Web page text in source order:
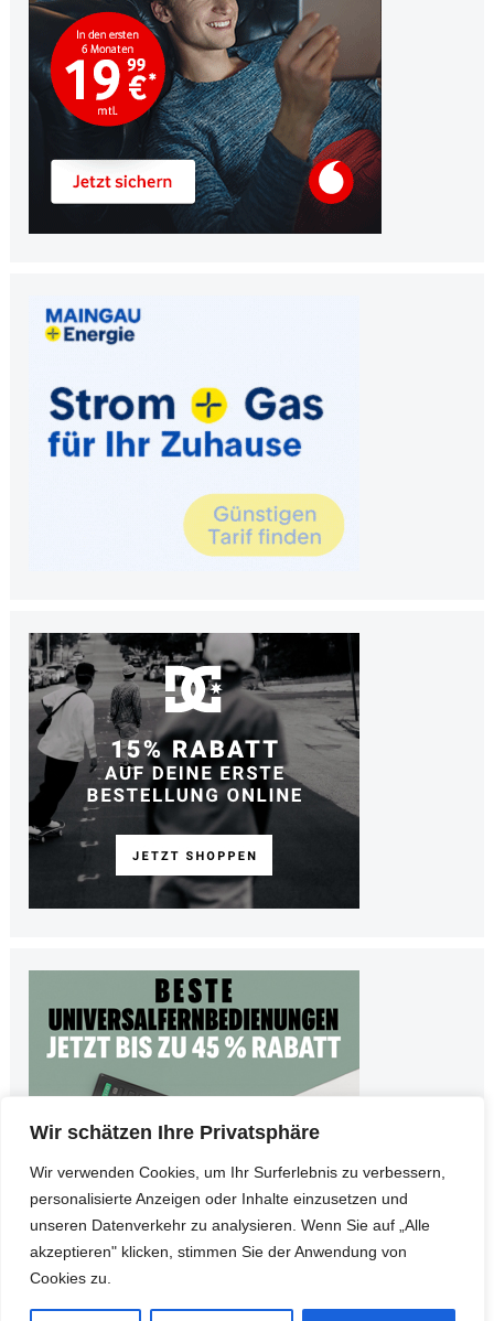
Wir schätzen Ihre Privatsphäre
Wir verwenden Cookies, um Ihr Surferlebnis zu verbessern,
personalisierte Anzeigen oder Inhalte einzusetzen und
unseren Datenverkehr zu analysieren. Wenn Sie auf „Alle
akzeptieren" klicken, stimmen Sie der Anwendung von
Cookies zu.